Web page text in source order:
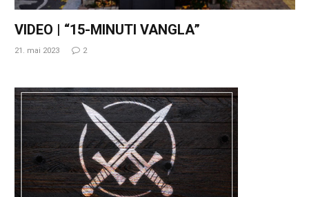
VIDEO | “15-MINUTI VANGLA”
21. mai 2023 2